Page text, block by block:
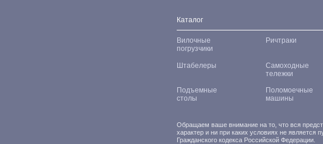
Каталог
Вилочные
погрузчики
Ричтраки
Штабелеры
Самоходные
тележки
Подъемные
столы
Поломоечные
машины
Обращаем ваше внимание на то, что вся
характер и ни при каких условиях не
Гражданского кодекса Российской Федерации.